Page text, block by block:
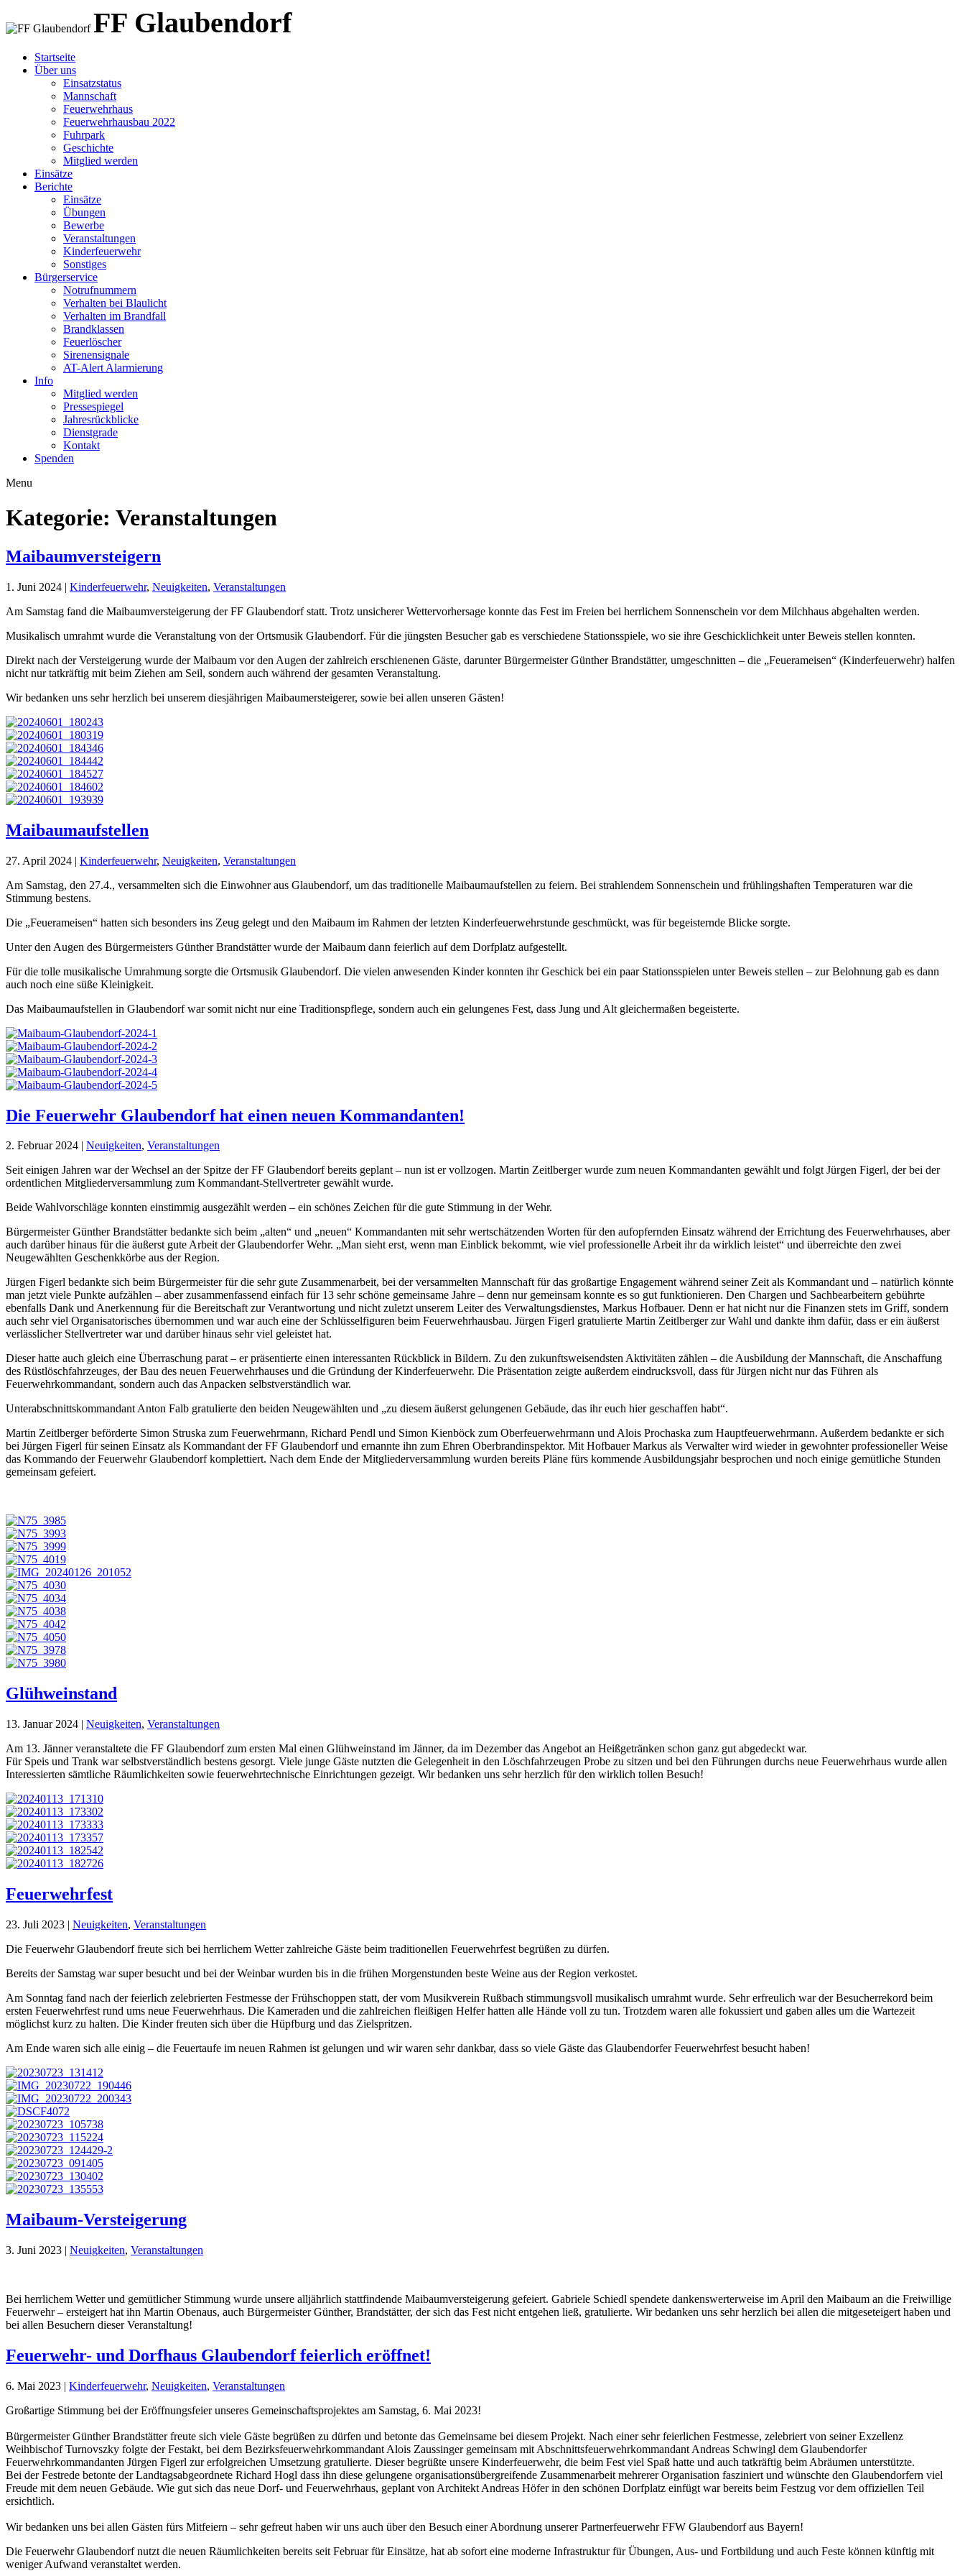
FF Glaubendorf
Feuerwehr Glaubendorf
FF Glaubendorf
Startseite
Über uns
Einsatzstatus
Mannschaft
Feuerwehrhaus
Feuerwehrhausbau 2022
Fuhrpark
Geschichte
Mitglied werden
Einsätze
Berichte
Einsätze
Übungen
Bewerbe
Veranstaltungen
Kinderfeuerwehr
Sonstiges
Bürgerservice
Notrufnummern
Verhalten bei Blaulicht
Verhalten im Brandfall
Brandklassen
Feuerlöscher
Sirenensignale
AT-Alert Alarmierung
Info
Mitglied werden
Pressespiegel
Jahresrückblicke
Dienstgrade
Kontakt
Spenden
Menu
Feuerwehr Glaubendorf
Kategorie: Veranstaltungen
Maibaumversteigern
1. Juni 2024 | Kinderfeuerwehr, Neuigkeiten, Veranstaltungen
Am Samstag fand die Maibaumversteigerung der FF Glaubendorf statt. Trotz unsicherer Wettervorhersage konnte das Fest im Freien bei herrlichem Sonnenschein vor dem Milchhaus abgehalten werden.
Musikalisch umrahmt wurde die Veranstaltung von der Ortsmusik Glaubendorf. Für die jüngsten Besucher gab es verschiedene Stationsspiele, wo sie ihre Geschicklichkeit unter Beweis stellen konnten.
Direkt nach der Versteigerung wurde der Maibaum vor den Augen der zahlreich erschienenen Gäste, darunter Bürgermeister Günther Brandstätter, umgeschnitten – die „Feuerameisen“ (Kinderfeuerwehr) halfen
nicht nur tatkräftig mit beim Ziehen am Seil, sondern auch während der gesamten Veranstaltung.
Wir bedanken uns sehr herzlich bei unserem diesjährigen Maibaumersteigerer, sowie bei allen unseren Gästen!
Maibaumaufstellen
27. April 2024 | Kinderfeuerwehr, Neuigkeiten, Veranstaltungen
Am Samstag, den 27.4., versammelten sich die Einwohner aus Glaubendorf, um das traditionelle Maibaumaufstellen zu feiern. Bei strahlendem Sonnenschein und frühlingshaften Temperaturen war die
Stimmung bestens.
Die „Feuerameisen“ hatten sich besonders ins Zeug gelegt und den Maibaum im Rahmen der letzten Kinderfeuerwehrstunde geschmückt, was für begeisternde Blicke sorgte.
Unter den Augen des Bürgermeisters Günther Brandstätter wurde der Maibaum dann feierlich auf dem Dorfplatz aufgestellt.
Für die tolle musikalische Umrahmung sorgte die Ortsmusik Glaubendorf. Die vielen anwesenden Kinder konnten ihr Geschick bei ein paar Stationsspielen unter Beweis stellen – zur Belohnung gab es dann
auch noch eine süße Kleinigkeit.
Das Maibaumaufstellen in Glaubendorf war somit nicht nur eine Traditionspflege, sondern auch ein gelungenes Fest, dass Jung und Alt gleichermaßen begeisterte.
Die Feuerwehr Glaubendorf hat einen neuen Kommandanten!
2. Februar 2024 | Neuigkeiten, Veranstaltungen
Seit einigen Jahren war der Wechsel an der Spitze der FF Glaubendorf bereits geplant – nun ist er vollzogen. Martin Zeitlberger wurde zum neuen Kommandanten gewählt und folgt Jürgen Figerl, der bei der
ordentlichen Mitgliederversammlung zum Kommandant-Stellvertreter gewählt wurde.
Beide Wahlvorschläge konnten einstimmig ausgezählt werden – ein schönes Zeichen für die gute Stimmung in der Wehr.
Bürgermeister Günther Brandstätter bedankte sich beim „alten“ und „neuen“ Kommandanten mit sehr wertschätzenden Worten für den aufopfernden Einsatz während der Errichtung des Feuerwehrhauses, aber
auch darüber hinaus für die äußerst gute Arbeit der Glaubendorfer Wehr. „Man sieht erst, wenn man Einblick bekommt, wie viel professionelle Arbeit ihr da wirklich leistet“ und überreichte den zwei
Neugewählten Geschenkkörbe aus der Region.
Jürgen Figerl bedankte sich beim Bürgermeister für die sehr gute Zusammenarbeit, bei der versammelten Mannschaft für das großartige Engagement während seiner Zeit als Kommandant und – natürlich könnte
man jetzt viele Punkte aufzählen – aber zusammenfassend einfach für 13 sehr schöne gemeinsame Jahre – denn nur gemeinsam konnte es so gut funktionieren. Den Chargen und Sachbearbeitern gebührte
ebenfalls Dank und Anerkennung für die Bereitschaft zur Verantwortung und nicht zuletzt unserem Leiter des Verwaltungsdienstes, Markus Hofbauer. Denn er hat nicht nur die Finanzen stets im Griff, sondern
auch sehr viel Organisatorisches übernommen und war auch eine der Schlüsselfiguren beim Feuerwehrhausbau. Jürgen Figerl gratulierte Martin Zeitlberger zur Wahl und dankte ihm dafür, dass er ein äußerst
verlässlicher Stellvertreter war und darüber hinaus sehr viel geleistet hat.
Dieser hatte auch gleich eine Überraschung parat – er präsentierte einen interessanten Rückblick in Bildern. Zu den zukunftsweisendsten Aktivitäten zählen – die Ausbildung der Mannschaft, die Anschaffung
des Rüstlöschfahrzeuges, der Bau des neuen Feuerwehrhauses und die Gründung der Kinderfeuerwehr. Die Präsentation zeigte außerdem eindrucksvoll, dass für Jürgen nicht nur das Führen als
Feuerwehrkommandant, sondern auch das Anpacken selbstverständlich war.
Unterabschnittskommandant Anton Falb gratulierte den beiden Neugewählten und „zu diesem äußerst gelungenen Gebäude, das ihr euch hier geschaffen habt“.
Martin Zeitlberger beförderte Simon Struska zum Feuerwehrmann, Richard Pendl und Simon Kienböck zum Oberfeuerwehrmann und Alois Prochaska zum Hauptfeuerwehrmann. Außerdem bedankte er sich
bei Jürgen Figerl für seinen Einsatz als Kommandant der FF Glaubendorf und ernannte ihn zum Ehren Oberbrandinspektor. Mit Hofbauer Markus als Verwalter wird wieder in gewohnter professioneller Weise
das Kommando der Feuerwehr Glaubendorf komplettiert. Nach dem Ende der Mitgliederversammlung wurden bereits Pläne fürs kommende Ausbildungsjahr besprochen und noch einige gemütliche Stunden
gemeinsam gefeiert.
Glühweinstand
13. Januar 2024 | Neuigkeiten, Veranstaltungen
Am 13. Jänner veranstaltete die FF Glaubendorf zum ersten Mal einen Glühweinstand im Jänner, da im Dezember das Angebot an Heißgetränken schon ganz gut abgedeckt war.
Für Speis und Trank war selbstverständlich bestens gesorgt. Viele junge Gäste nutzten die Gelegenheit in den Löschfahrzeugen Probe zu sitzen und bei den Führungen durchs neue Feuerwehrhaus wurde allen
Interessierten sämtliche Räumlichkeiten sowie feuerwehrtechnische Einrichtungen gezeigt. Wir bedanken uns sehr herzlich für den wirklich tollen Besuch!
Feuerwehrfest
23. Juli 2023 | Neuigkeiten, Veranstaltungen
Die Feuerwehr Glaubendorf freute sich bei herrlichem Wetter zahlreiche Gäste beim traditionellen Feuerwehrfest begrüßen zu dürfen.
Bereits der Samstag war super besucht und bei der Weinbar wurden bis in die frühen Morgenstunden beste Weine aus der Region verkostet.
Am Sonntag fand nach der feierlich zelebrierten Festmesse der Frühschoppen statt, der vom Musikverein Rußbach stimmungsvoll musikalisch umrahmt wurde. Sehr erfreulich war der Besucherrekord beim
ersten Feuerwehrfest rund ums neue Feuerwehrhaus. Die Kameraden und die zahlreichen fleißigen Helfer hatten alle Hände voll zu tun. Trotzdem waren alle fokussiert und gaben alles um die Wartezeit
möglichst kurz zu halten. Die Kinder freuten sich über die Hüpfburg und das Zielspritzen.
Am Ende waren sich alle einig – die Feuertaufe im neuen Rahmen ist gelungen und wir waren sehr dankbar, dass so viele Gäste das Glaubendorfer Feuerwehrfest besucht haben!
Maibaum-Versteigerung
3. Juni 2023 | Neuigkeiten, Veranstaltungen
Bei herrlichem Wetter und gemütlicher Stimmung wurde unsere alljährlich stattfindende Maibaumversteigerung gefeiert. Gabriele Schiedl spendete dankenswerterweise im April den Maibaum an die Freiwillige
Feuerwehr – ersteigert hat ihn Martin Obenaus, auch Bürgermeister Günther, Brandstätter, der sich das Fest nicht entgehen ließ, gratulierte. Wir bedanken uns sehr herzlich bei allen die mitgeseteigert haben und
bei allen Besuchern dieser Veranstaltung!
Feuerwehr- und Dorfhaus Glaubendorf feierlich eröffnet!
6. Mai 2023 | Kinderfeuerwehr, Neuigkeiten, Veranstaltungen
Großartige Stimmung bei der Eröffnungsfeier unseres Gemeinschaftsprojektes am Samstag, 6. Mai 2023!
Bürgermeister Günther Brandstätter freute sich viele Gäste begrüßen zu dürfen und betonte das Gemeinsame bei diesem Projekt. Nach einer sehr feierlichen Festmesse, zelebriert von seiner Exzellenz
Weihbischof Turnovszky folgte der Festakt, bei dem Bezirksfeuerwehrkommandant Alois Zaussinger gemeinsam mit Abschnittsfeuerwehrkommandant Andreas Schwingl dem Glaubendorfer
Feuerwehrkommandanten Jürgen Figerl zur erfolgreichen Umsetzung gratulierte. Dieser begrüßte unsere Kinderfeuerwehr, die beim Fest viel Spaß hatte und auch tatkräftig beim Abräumen unterstützte.
Bei der Festrede betonte der Landtagsabgeordnete Richard Hogl dass ihn diese gelungene organisationsübergreifende Zusammenarbeit mehrerer Organisation fasziniert und wünschte den Glaubendorfern viel
Freude mit dem neuen Gebäude. Wie gut sich das neue Dorf- und Feuerwehrhaus, geplant von Architekt Andreas Höfer in den schönen Dorfplatz einfügt war bereits beim Festzug vor dem offiziellen Teil
ersichtlich.
Wir bedanken uns bei allen Gästen fürs Mitfeiern – sehr gefreut haben wir uns auch über den Besuch einer Abordnung unserer Partnerfeuerwehr FFW Glaubendorf aus Bayern!
Die Feuerwehr Glaubendorf nutzt die neuen Räumlichkeiten bereits seit Februar für Einsätze, hat ab sofort eine moderne Infrastruktur für Übungen, Aus- und Fortbildung und auch Feste können künftig mit
weniger Aufwand veranstaltet werden.